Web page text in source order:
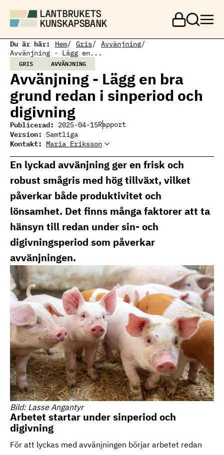
a
Du är här: Hem Gris
Avvänjning
Avvänjning - Lägg en...
GRIS AVVÄNJNING
Avvänjning - Lägg en bra
grund redan i sinperiod och
digivning
Publicerad: 2025-04-15Rapport
Version: Samtliga
Kontakt: Maria Eriksson
Maria Eriksson
Ämnesansvarig gris
maria.eriksson@ri.se
010-516 65 37
En lyckad avvänjning ger en frisk och
robust smågris med hög tillväxt, vilket
påverkar både produktivitet och
lönsamhet. Det finns många faktorer att ta
hänsyn till redan under sin- och
digivningsperiod som påverkar
avvänjningen.
Bild: Lasse Angantyr
Arbetet startar under sinperiod och
digivning
För att lyckas med avvänjningen börjar arbetet redan